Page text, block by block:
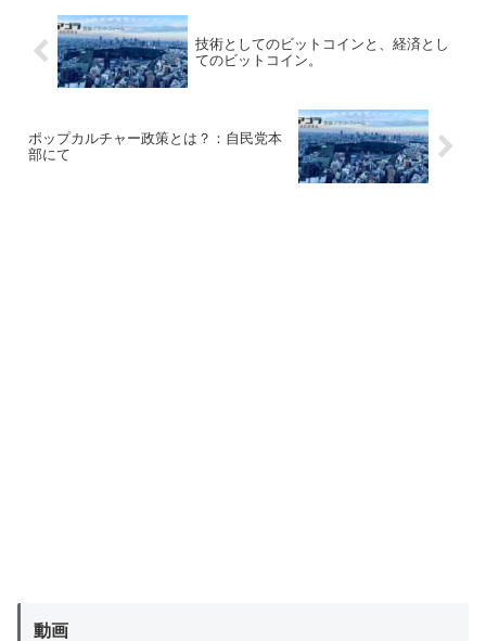
技術としてのビットコインと、経済とし
てのビットコイン。
ポップカルチャー政策とは？：自民党本
部にて
動画